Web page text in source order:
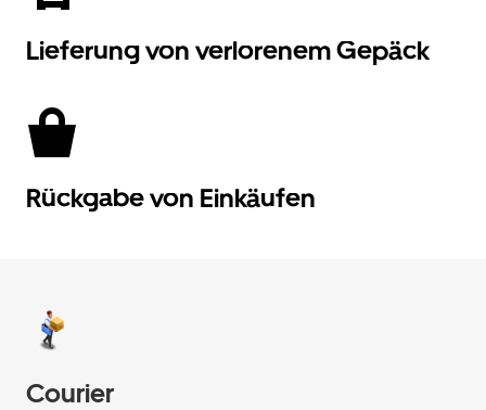
Lieferung von verlorenem Gepäck
Rückgabe von Einkäufen
Courier